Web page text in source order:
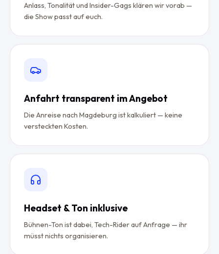
Anlass, Tonalität und Insider-Gags klären wir vorab —
die Show passt auf euch.
Anfahrt transparent im Angebot
Die Anreise nach Magdeburg ist kalkuliert — keine
versteckten Kosten.
Headset & Ton inklusive
Bühnen-Ton ist dabei, Tech-Rider auf Anfrage — ihr
müsst nichts organisieren.